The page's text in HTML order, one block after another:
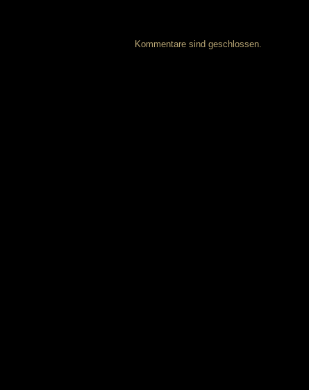
Kommentare sind geschlossen.